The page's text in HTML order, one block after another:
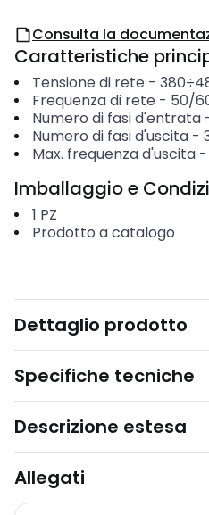
Consulta la
Caratteristiche
Tensione di rete -
Frequenza di rete - 50/
Numero di fasi d'entrata
Numero di fasi d'uscita-
Max. frequenza d'uscita-
Imballaggio e
1 PZ
Prodotto a catalogo
Dettaglio prodotto
Specifiche tecniche
Descrizione estesa
Allegati